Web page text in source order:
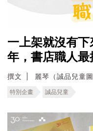
一上架就沒有
年，書店職人
撰文 麗琴（誠品兒童圖
特別企畫 誠品兒童